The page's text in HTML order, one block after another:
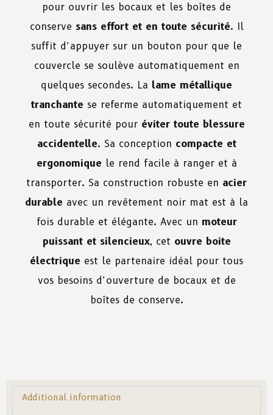
pour ouvrir les bocaux et les boîtes de
conserve sans effort et en toute sécurité. Il
suffit d’appuyer sur un bouton pour que le
couvercle se soulève automatiquement en
quelques secondes. La lame métallique
tranchante se referme automatiquement et
en toute sécurité pour éviter toute blessure
accidentelle. Sa conception compacte et
ergonomique le rend facile à ranger et à
transporter. Sa construction robuste en acier
durable avec un revêtement noir mat est à la
fois durable et élégante. Avec un moteur
puissant et silencieux, cet ouvre boite
électrique est le partenaire idéal pour tous
vos besoins d’ouverture de bocaux et de
boîtes de conserve.
Additional information